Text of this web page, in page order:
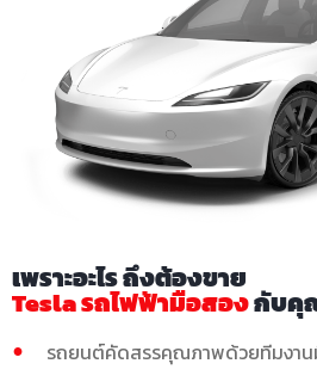
เพราะอะไร ถึงต้องขาย
Tesla รถไฟฟ้ามือสองกับคุ
รถยนต์คัดสรรคุณภาพด้วยทีมงา